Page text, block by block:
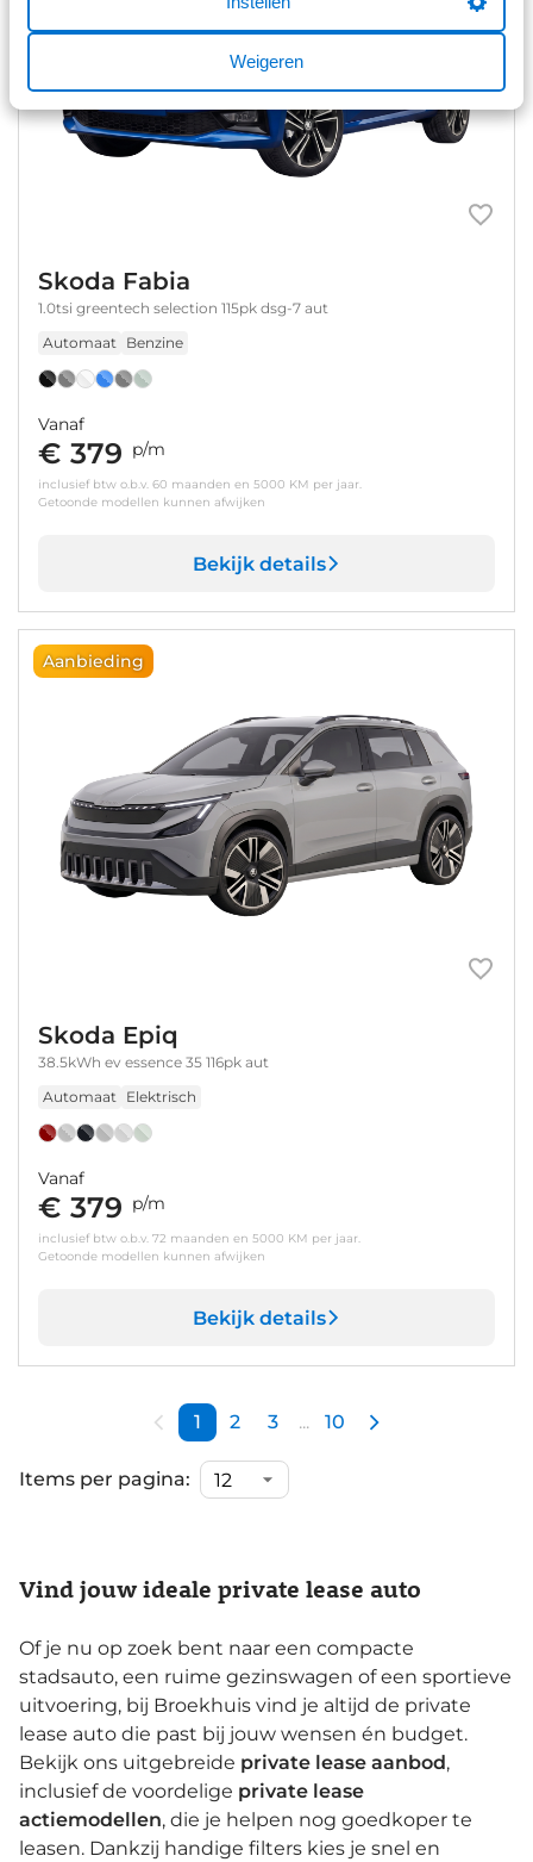
Weigeren
Skoda Fabia
1.0tsi greentech selection 115pk dsg-7 aut
Automaat Benzine
Vanaf
€ 379 p/m
inclusief btw o.b.v. 60 maanden en 5000 KM per jaar.
Getoonde modellen kunnen afwijken
Bekijk details
Aanbieding
Skoda Epiq
38.5kWh ev essence 35 116pk aut
Automaat Elektrisch
Vanaf
€ 379 p/m
inclusief btw o.b.v. 72 maanden en 5000 KM per jaar.
Getoonde modellen kunnen afwijken
Bekijk details
1 2 3 ... 10
Items per pagina:
Vind jouw ideale private lease auto
Of je nu op zoek bent naar een compacte
stadsauto, een ruime gezinswagen of een sportieve
uitvoering, bij Broekhuis vind je altijd de private
lease auto die past bij jouw wensen én budget.
Bekijk ons uitgebreide private lease aanbod,
inclusief de voordelige private lease
actiemodellen, die je helpen nog goedkoper te
leasen. Dankzij handige filters kies je snel en